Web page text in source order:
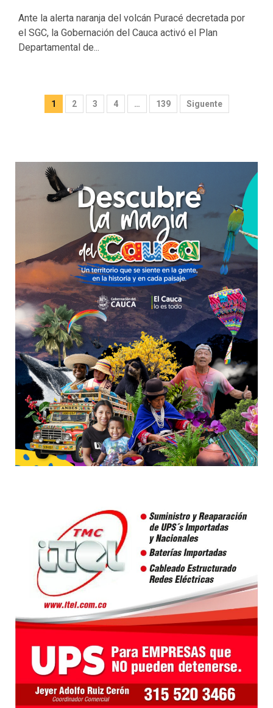
Ante la alerta naranja del volcán Puracé decretada por
el SGC, la Gobernación del Cauca activó el Plan
Departamental de...
Paginación
1 2 3 4 … 139 Siguente